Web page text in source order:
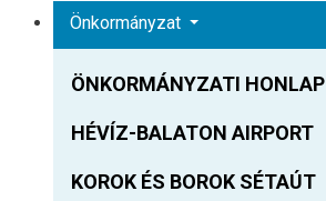
Önkormányzat
ÖNKORMÁNYZATI HONLAP
HÉVÍZ-BALATON AIRPORT
KOROK ÉS BOROK SÉTAÚT